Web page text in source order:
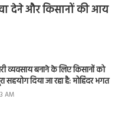
देने और किसानों की आय
व्यवसाय बनाने के लिए किसानों को
सहयोग दिया जा रहा है: मोहिंदर भगत
AM